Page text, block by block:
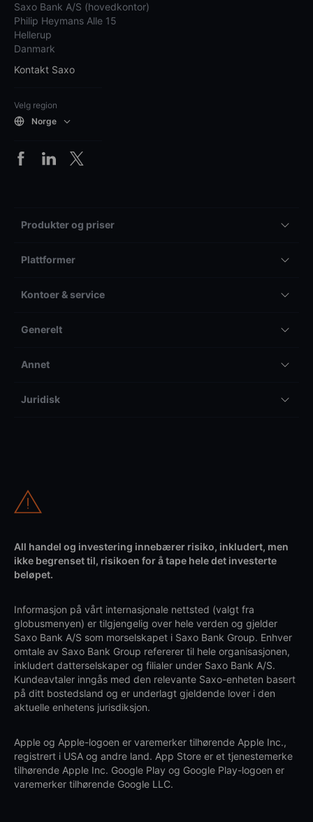
Saxo Bank A/S (hovedkontor)
Philip Heymans Alle 15
Hellerup
Danmark
Kontakt Saxo
Velg region
Norge
Produkter og priser
Plattformer
Kontoer & service
Generelt
Annet
Juridisk
All handel og investering innebærer risiko, inkludert, men
ikke begrenset til, risikoen for å tape hele det investerte
beløpet.
Informasjon på vårt internasjonale nettsted (valgt fra
globusmenyen) er tilgjengelig over hele verden og gjelder
Saxo Bank A/S som morselskapet i Saxo Bank Group. Enhver
omtale av Saxo Bank Group refererer til hele organisasjonen,
inkludert datterselskaper og filialer under Saxo Bank A/S.
Kundeavtaler inngås med den relevante Saxo-enheten basert
på ditt bostedsland og er underlagt gjeldende lover i den
aktuelle enhetens jurisdiksjon.
Apple og Apple-logoen er varemerker tilhørende Apple Inc.,
registrert i USA og andre land. App Store er et tjenestemerke
tilhørende Apple Inc. Google Play og Google Play-logoen er
varemerker tilhørende Google LLC.